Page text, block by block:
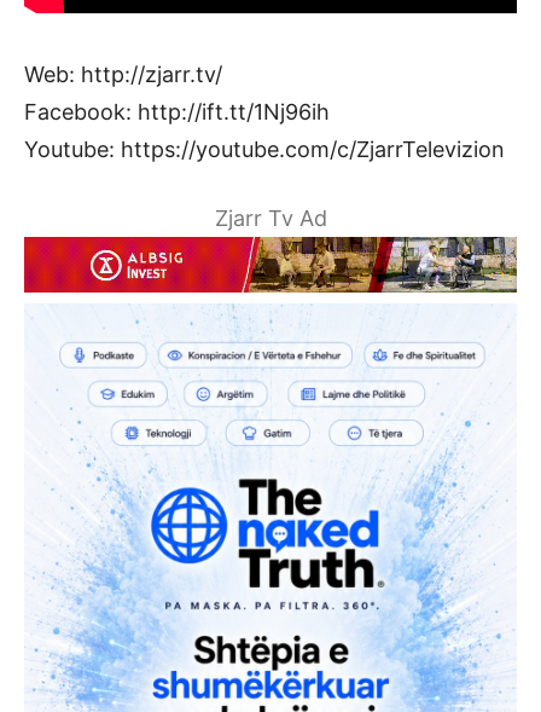
Web: http://zjarr.tv/
Facebook: http://ift.tt/1Nj96ih
Youtube: https://youtube.com/c/ZjarrTelevizion
Zjarr Tv Ad